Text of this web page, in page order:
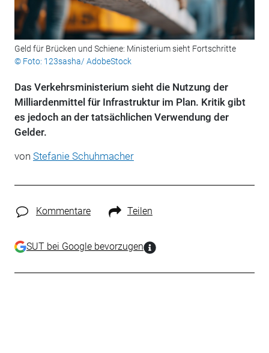
Geld für Brücken und Schiene: Ministerium sieht Fortschritte
© Foto: 123sasha/ AdobeStock
Das Verkehrsministerium sieht die Nutzung der
Milliardenmittel für Infrastruktur im Plan. Kritik gibt
es jedoch an der tatsächlichen Verwendung der
Gelder.
von Stefanie Schuhmacher
Kommentare Teilen
SUT bei Google bevorzugen